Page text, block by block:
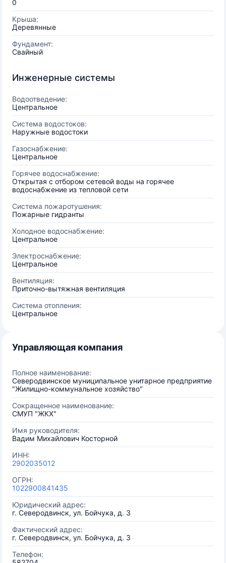
0
Крыша:
Деревянные
Фундамент:
Свайный
Инженерные системы
Водоотведение:
Центральное
Система водостоков:
Наружные водостоки
Газоснабжение:
Центральное
Горячее водоснабжение:
Открытая с отбором сетевой воды на горячее
водоснабжение из тепловой сети
Система пожаротушения:
Пожарные гидранты
Холодное водоснабжение:
Центральное
Электроснабжение:
Центральное
Вентиляция:
Приточно-вытяжная вентиляция
Система отопления:
Центральное
Управляющая компания
Полное наименование:
Северодвинское муниципальное унитарное предприятие
"Жилищно-коммунальное хозяйство"
Сокращенное наименование:
СМУП "ЖКХ"
Имя руководителя:
Вадим Михайлович Косторной
ИНН:
2902035012
ОГРН:
1022900841435
Юридический адрес:
г. Северодвинск, ул. Бойчука, д. 3
Фактический адрес:
г. Северодвинск, ул. Бойчука, д. 3
Телефон: